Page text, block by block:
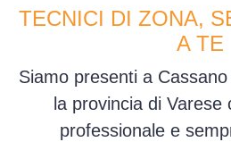
TECNICI DI ZONA,
A TE
Siamo presenti a
la provincia di Varese
professionale e